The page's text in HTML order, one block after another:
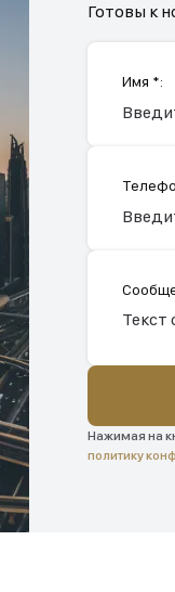
Готовы к
Имя *:
Нажимая на
политику